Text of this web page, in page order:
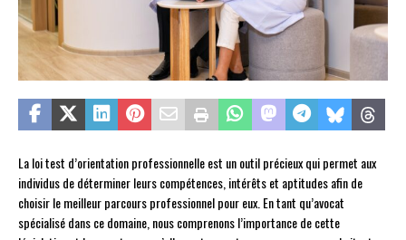
La loi test d’orientation professionnelle est un outil précieux qui permet aux
individus de déterminer leurs compétences, intérêts et aptitudes afin de
choisir le meilleur parcours professionnel pour eux. En tant qu’avocat
spécialisé dans ce domaine, nous comprenons l’importance de cette